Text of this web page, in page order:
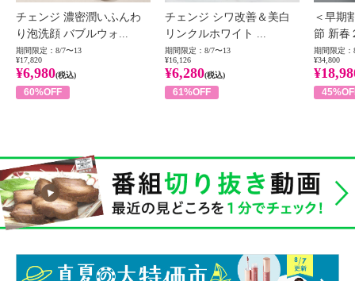
チェンジ 濃密潤いふんわ
り泡洗顔 バブルウォ...
期間限定：8/7〜13
¥17,820
¥6,980(税込)
60%OFF
チェンジ シワ改善＆美白
リンクルホワイト ...
期間限定：8/7〜13
¥16,126
¥6,280(税込)
61%OFF
＜早期
節 新春
期間限定：
¥34,800